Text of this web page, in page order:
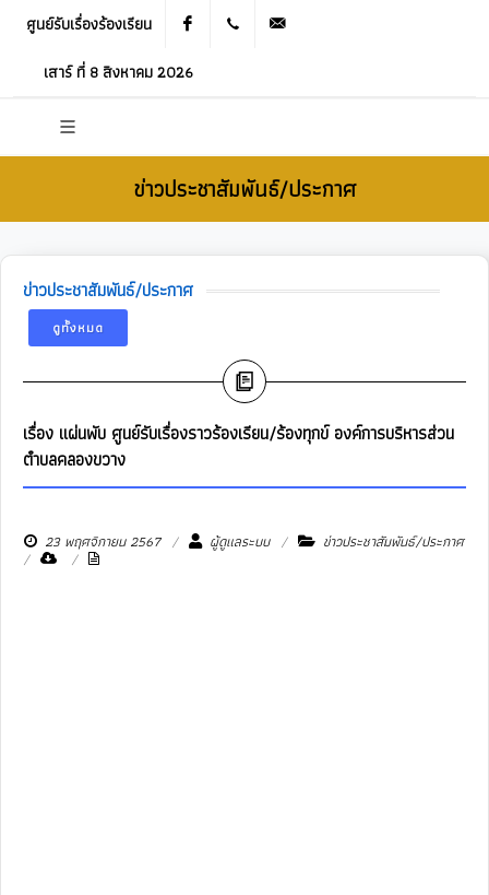
ศูนย์รับเรื่องร้องเรียน Facebook 021905536
เสาร์ ที่ 8 สิงหาคม 2026
ข่าวประชาสัมพันธ์/ประกาศ
ข่าวประชาสัมพันธ์/ประกาศ
ดูทั้งหมด
เรื่อง แผ่นพับ ศูนย์รับเรื่องราวร้องเรียน/ร้องทุกข์ องค์การบริหารส่วน
ตำบลคลองขวาง
23 พฤศจิกายน 2567 ผู้ดูแลระบบ ข่าวประชาสัมพันธ์/ประกาศ